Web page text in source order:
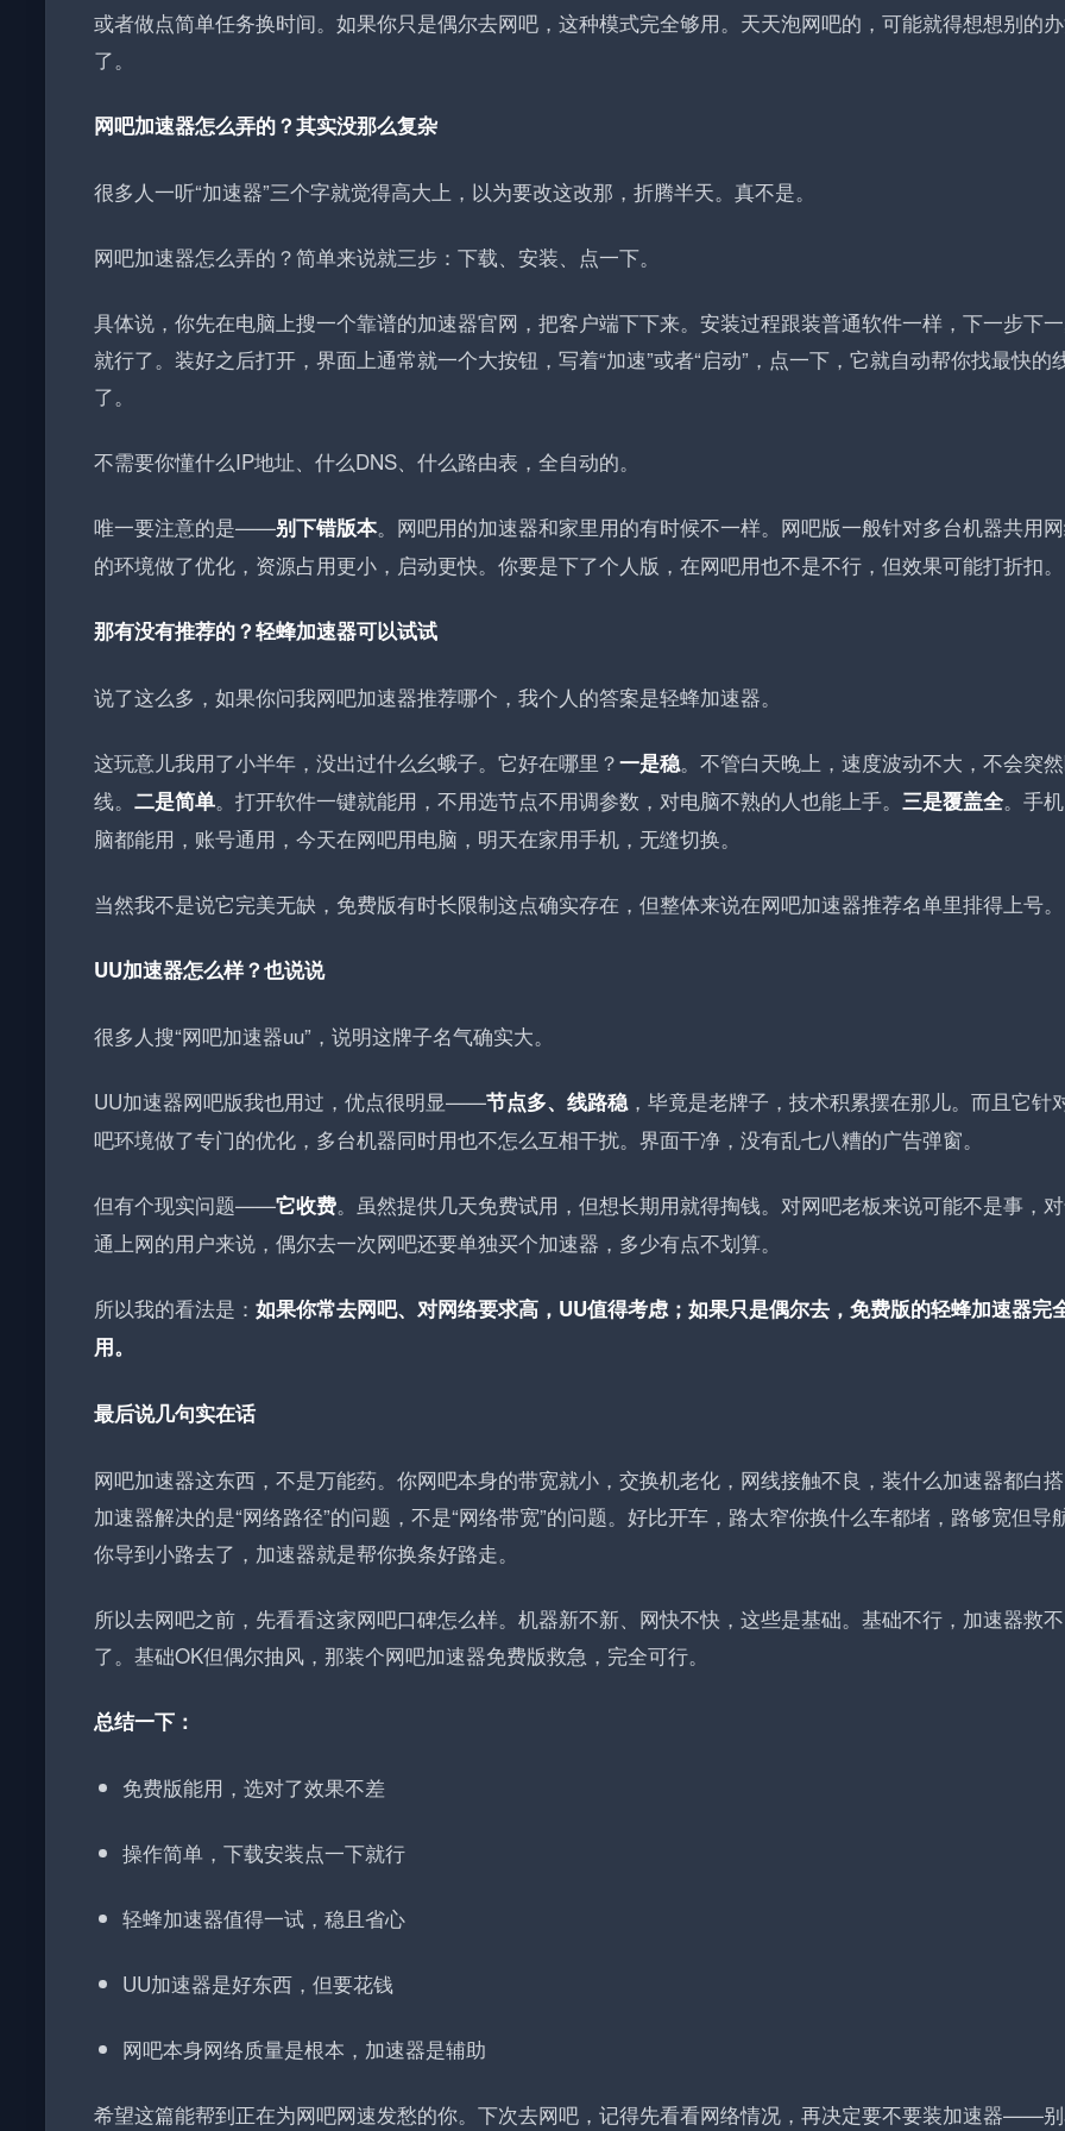
或者做点简单任务换时间。如果你只是偶尔去网吧，这种模式完全够用。天天泡网吧的，可能就得想想别的
了。
网吧加速器怎么弄的？其实没那么复杂
很多人一听“加速器”三个字就觉得高大上，以为要改这改那，折腾半天。真不是。
网吧加速器怎么弄的？简单来说就三步：下载、安装、点一下。
具体说，你先在电脑上搜一个靠谱的加速器官网，把客户端下下来。安装过程跟装普通软件一样，下一步下
就行了。装好之后打开，界面上通常就一个大按钮，写着“加速”或者“启动”，点一下，它就自动帮你找最快的
了。
不需要你懂什么IP地址、什么DNS、什么路由表，全自动的。
唯一要注意的是——别下错版本。网吧用的加速器和家里用的有时候不一样。网吧版一般针对多台机器共用
的环境做了优化，资源占用更小，启动更快。你要是下了个人版，在网吧用也不是不行，但效果可能打折扣。
那有没有推荐的？轻蜂加速器可以试试
说了这么多，如果你问我网吧加速器推荐哪个，我个人的答案是轻蜂加速器。
这玩意儿我用了小半年，没出过什么幺蛾子。它好在哪里？一是稳。不管白天晚上，速度波动不大，不会突
线。 二是简单。打开软件一键就能用，不用选节点不用调参数，对电脑不熟的人也能上手。 三是覆盖全。手
脑都能用，账号通用，今天在网吧用电脑，明天在家用手机，无缝切换。
当然我不是说它完美无缺，免费版有时长限制这点确实存在，但整体来说在网吧加速器推荐名单里排得上号。
UU加速器怎么样？也说说
很多人搜“网吧加速器uu”，说明这牌子名气确实大。
UU加速器网吧版我也用过，优点很明显——节点多、线路稳 ，毕竟是老牌子，技术积累摆在那儿。而且它针
吧环境做了专门的优化，多台机器同时用也不怎么互相干扰。界面干净，没有乱七八糟的广告弹窗。
但有个现实问题——它收费。虽然提供几天免费试用，但想长期用就得掏钱。对网吧老板来说可能不是事，
通上网的用户来说，偶尔去一次网吧还要单独买个加速器，多少有点不划算。
所以我的看法是： 如果你常去网吧、对网络要求高，UU值得考虑；如果只是偶尔去，免费版的轻蜂加速器完
用。
最后说几句实在话
网吧加速器这东西，不是万能药。你网吧本身的带宽就小，交换机老化，网线接触不良，装什么加速器都白搭
加速器解决的是“网络路径”的问题，不是“网络带宽”的问题。好比开车，路太窄你换什么车都堵，路够宽但导
你导到小路去了，加速器就是帮你换条好路走。
所以去网吧之前，先看看这家网吧口碑怎么样。机器新不新、网快不快，这些是基础。基础不行，加速器救不
了。基础OK但偶尔抽风，那装个网吧加速器免费版救急，完全可行。
总结一下：
免费版能用，选对了效果不差
操作简单，下载安装点一下就行
轻蜂加速器值得一试，稳且省心
UU加速器是好东西，但要花钱
网吧本身网络质量是根本，加速器是辅助
希望这篇能帮到正在为网吧网速发愁的你。下次去网吧，记得先看看网络情况，再决定要不要装加速器——